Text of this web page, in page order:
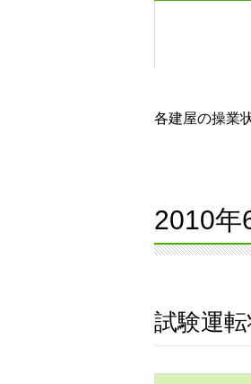
各建屋の操業
2010年
試験運